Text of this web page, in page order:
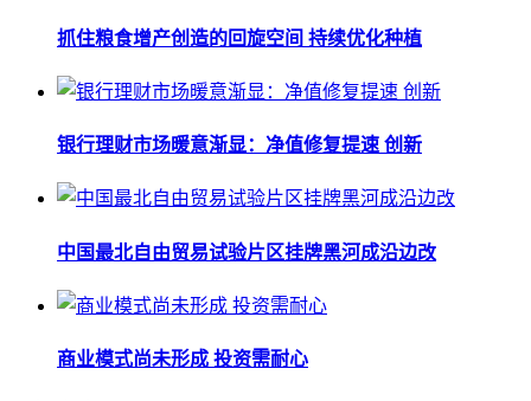
抓住粮食增产创造的回旋空间 持续优化种植
银行理财市场暖意渐显：净值修复提速 创新
中国最北自由贸易试验片区挂牌黑河成沿边改
商业模式尚未形成 投资需耐心